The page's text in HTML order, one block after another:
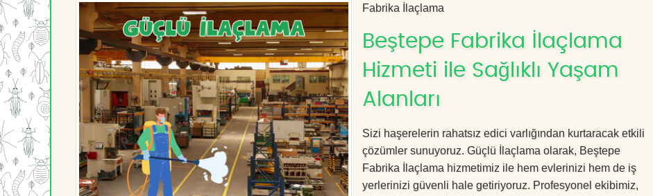
Fabrika İlaçlama
Beştepe Fabrika İlaçlama
Hizmeti ile Sağlıklı Yaşam
Alanları
Sizi haşerelerin rahatsız edici varlığından kurtaracak etkili
çözümler sunuyoruz. Güçlü İlaçlama olarak, Beştepe
Fabrika İlaçlama hizmetimiz ile hem evlerinizi hem de iş
yerlerinizi güvenli hale getiriyoruz. Profesyonel ekibimiz,